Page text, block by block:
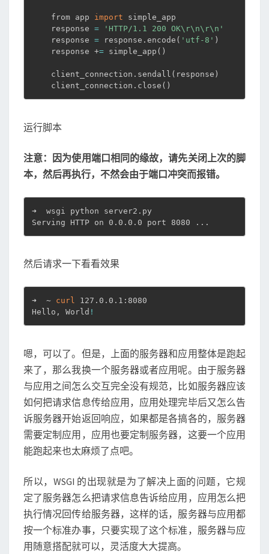
    from app
import simple_app
    response
=
'HTTP/1.1 200 OK\r\n\r\n'
    response
= response.encode ( 'utf-8' )
    response +
= simple_app ( )
    client_connection.sendall
( response )
    client_connection.close
( )
运行脚本
注意：因为使用端口相同的缘故，请先关闭上次的脚
本，然后再执行，不然会由于端口冲突而报错。
➜  wsgi python server2.py
Serving HTTP on 0.0.0.0 port 8080
.. .
然后请求一下看看效果
➜  ~ curl 127.0.0.1:8080
Hello, World !
嗯，可以了。但是，上面的服务器和应用整体是跑起
来了，那么我换一个服务器或者应用呢。由于服务器
与应用之间怎么交互完全没有规范，比如服务器应该
如何把请求信息传给应用，应用处理完毕后又怎么告
诉服务器开始返回响应，如果都是各搞各的，服务器
需要定制应用，应用也要定制服务器，这要一个应用
能跑起来也太麻烦了点吧。
所以，WSGI 的出现就是为了解决上面的问题，它规
定了服务器怎么把请求信息告诉给应用，应用怎么把
执行情况回传给服务器，这样的话，服务器与应用都
按一个标准办事，只要实现了这个标准，服务器与应
用随意搭配就可以，灵活度大大提高。